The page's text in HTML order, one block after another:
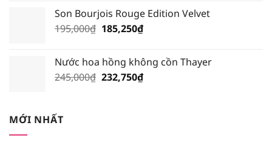
là:
210,000₫.
tại
là:
Son Bourjois Rouge Edition Velvet
195,000₫ Giá
195,000₫.
185,250₫Giá
là:
185,250₫.
Nước hoa hồng không cồn Thayer
245,000₫ Giá
232,750₫Giá
MỚI NHẤT